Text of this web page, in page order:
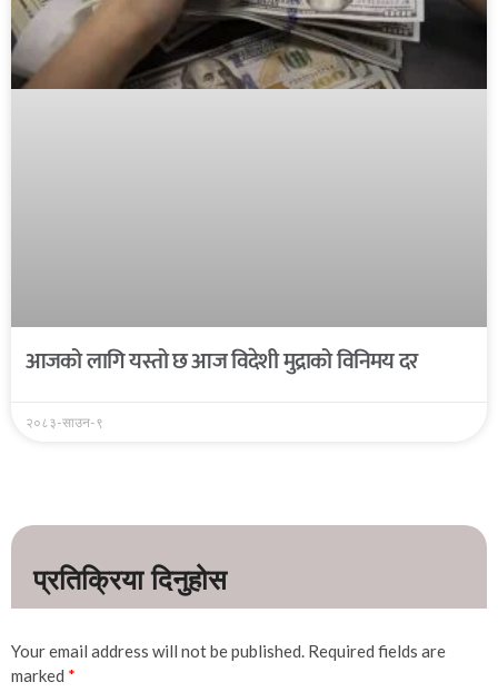
आजको लागि यस्तो छ आज विदेशी मुद्राको विनिमय दर
२०८३-साउन-९
Your email address will not be published. Required fields are
marked *